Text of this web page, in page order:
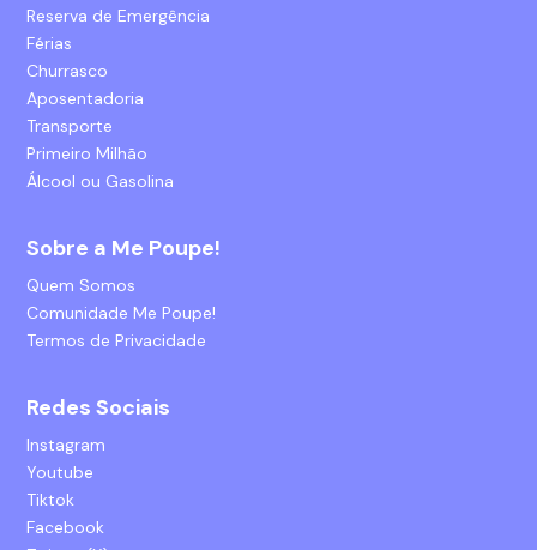
Reserva de Emergência
Férias
Churrasco
Aposentadoria
Transporte
Primeiro Milhão
Álcool ou Gasolina
Sobre a Me Poupe!
Quem Somos
Comunidade Me Poupe!
Termos de Privacidade
Redes Sociais
Instagram
Youtube
Tiktok
Facebook